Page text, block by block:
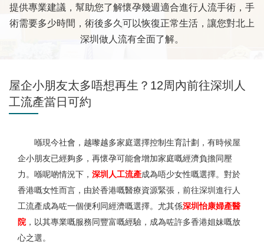
提供專業建議，幫助您了解懷孕幾週適合進行人流手術，手
術需要多少時間，術後多久可以恢復正常生活，讓您對北上
深圳做人流有全面了解。
屋企小朋友太多唔想再生？12周內前往深圳人
工流產當日可約
喺現今社會，越嚟越多家庭選擇控制生育計劃，有時候屋
企小朋友已經夠多，再懷孕可能會增加家庭嘅經濟負擔同壓
力。喺呢啲情況下， 深圳人工流產成為唔少女性嘅選擇。對於
香港嘅女性而言，由於香港嘅醫療資源緊張，前往深圳進行人
工流產成為咗一個便利同經濟嘅選擇。尤其係深圳怡康婦產醫
院，以其專業嘅服務同豐富嘅經驗，成為咗許多香港姐妹嘅放
心之選。